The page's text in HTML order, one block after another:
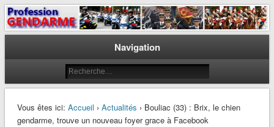
Profession Gendarme
Le journal des gendarmes
Navigation
Vous êtes ici: Accueil › Actualités › Bouliac (33) : Brix, le chien
gendarme, trouve un nouveau foyer grace à Facebook